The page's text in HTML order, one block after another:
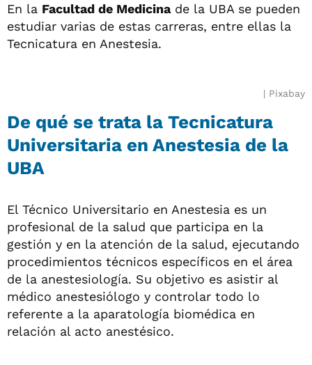
En la Facultad de Medicinade la UBA se pueden
estudiar varias de estas carreras, entre ellas la
Tecnicatura en Anestesia.
Pixabay
De qué se trata la Tecnicatura
Universitaria en Anestesia de la
UBA
El Técnico Universitario en Anestesia es un
profesional de la salud que participa en la
gestión y en la atención de la salud, ejecutando
procedimientos técnicos específicos en el área
de la anestesiología. Su objetivo es asistir al
médico anestesiólogo y controlar todo lo
referente a la aparatología biomédica en
relación al acto anestésico.